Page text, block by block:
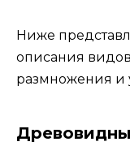
Ниже
описания
размножения и